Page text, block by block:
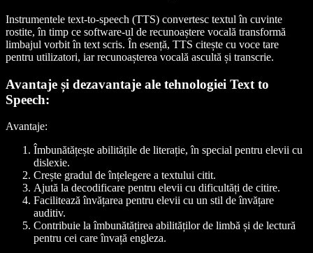
Instrumentele text-to-speech (TTS) convertesc textul în cuvinte
rostite, în timp ce software-ul de recunoaștere vocală transformă
limbajul vorbit în text scris. În esență, TTS citește cu voce tare
pentru utilizatori, iar recunoașterea vocală ascultă și transcrie.
Avantaje și dezavantaje ale tehnologiei Text to
Speech:
Avantaje:
Îmbunătățește abilitățile de literație, în special pentru elevii cu
dislexie.
Crește gradul de înțelegere a textului citit.
Ajută la decodificare pentru elevii cu dificultăți de citire.
Facilitează învățarea pentru elevii cu un stil de învățare
auditiv.
Contribuie la îmbunătățirea abilităților de limbă și de lectură
pentru cei care învață engleza.